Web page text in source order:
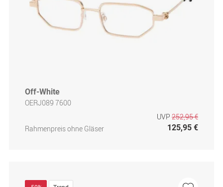
Off-White
OERJ089 7600
Rahmenpreis ohne Gläser
UVP 252,95 €
125,95 €